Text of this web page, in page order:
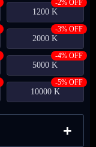
1200 K
-2% OFF
2000 K
-3% OFF
5000 K
-4% OFF
10000 K
-5% OFF
+